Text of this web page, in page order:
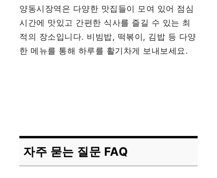
양동시장역은 다양한 맛집들이 모여 있어 점심
시간에 맛있고 간편한 식사를 즐길 수 있는 최
적의 장소입니다. 비빔밥, 떡볶이, 김밥 등 다양
한 메뉴를 통해 하루를 활기차게 보내보세요.
자주 묻는 질문 FAQ